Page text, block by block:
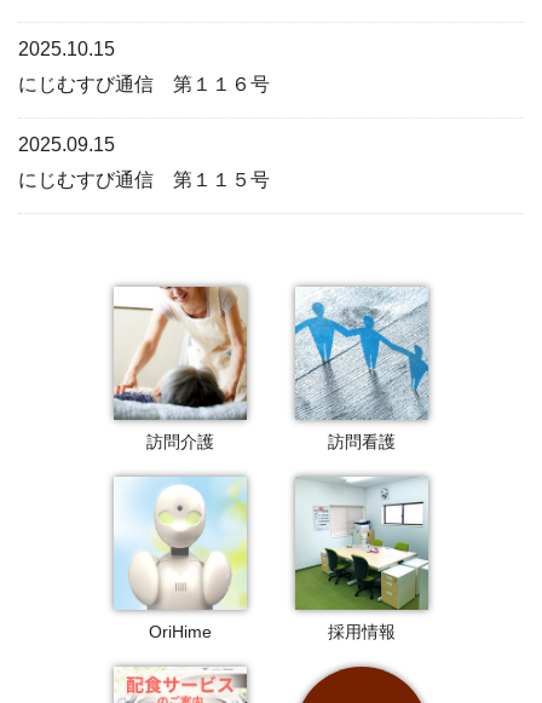
2025.10.15
にじむすび通信 第１１６号
2025.09.15
にじむすび通信 第１１５号
訪問介護 訪問看護
OriHime 採用情報